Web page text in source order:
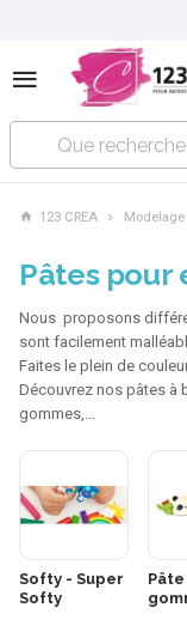
123 CREA Modelage
Pâtes pour
Nous proposons
sont facilement
Faites le plein de
Découvrez nos pâtes à
gommes,...
Softy - Super
Softy
Pâte